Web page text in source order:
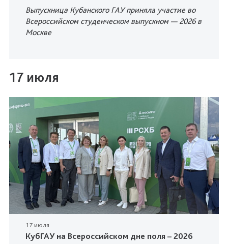
Выпускница Кубанского ГАУ приняла участие во
Всероссийском студенческом выпускном — 2026 в
Москве
17 июля
17 июля
КубГАУ на Всероссийском дне поля – 2026